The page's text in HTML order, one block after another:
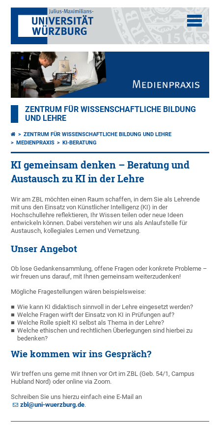
ZENTRUM FÜR WISSENSCHAFTLICHE BILDUNG
UND LEHRE
ZENTRUM FÜR WISSENSCHAFTLICHE BILDUNG UND LEHRE
MEDIENPRAXIS
KI-BERATUNG
KI gemeinsam denken – Beratung und
Austausch zu KI in der Lehre
Wir am ZBL möchten einen Raum schaffen, in dem Sie als Lehrende
mit uns den Einsatz von Künstlicher Intelligenz (KI) in der
Hochschullehre reflektieren, Ihr Wissen teilen oder neue Ideen
entwickeln können. Dabei verstehen wir uns als Anlaufstelle für
Austausch, kollegiales Lernen und Vernetzung.
Unser Angebot
Ob lose Gedankensammlung, offene Fragen oder konkrete Probleme –
wir freuen uns darauf, mit Ihnen gemeinsam weiterzudenken!
Mögliche Fragestellungen wären beispielsweise:
Wie kann KI didaktisch sinnvoll in der Lehre eingesetzt werden?
Welche Fragen wirft der Einsatz von KI in Prüfungen auf?
Welche Rolle spielt KI selbst als Thema in der Lehre?
Welche ethischen und rechtlichen Überlegungen sind hierbei zu
bedenken?
Wie kommen wir ins Gespräch?
Wir treffen uns gerne mit Ihnen vor Ort im ZBL (Geb. 54/1, Campus
Hubland Nord) oder online via Zoom.
Schreiben Sie uns hierzu einfach eine E-Mail an
zbl@uni-wuerzburg.de.